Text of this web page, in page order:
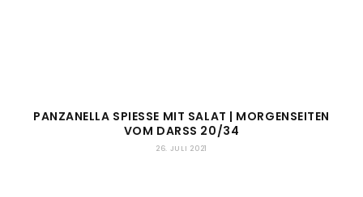
PANZANELLA SPIESSE MIT SALAT | MORGENSEITEN V
OM DARSS 20/34
26. JULI 2021